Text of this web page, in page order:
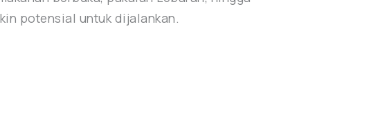
potensial untuk dijalankan.